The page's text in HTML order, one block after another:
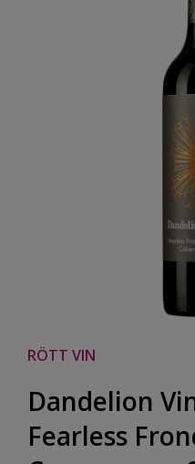
RÖTT VIN
Dandelion
Fearless